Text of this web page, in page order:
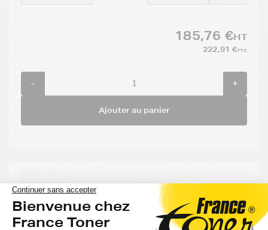
185,76 €HT
222,91 €TTC
- +
Ajouter au panier